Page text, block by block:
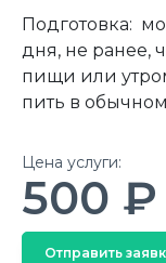
Подготовка:
дня, не ранее,
пищи или
пить в
Цена услуги:
500 ₽
Отправить